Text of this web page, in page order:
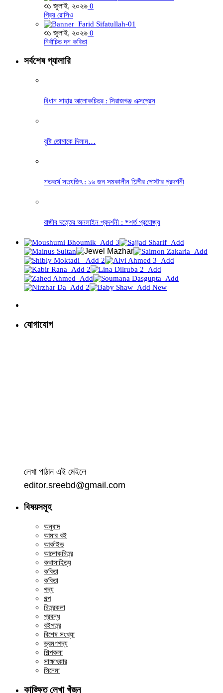
৩১ জুলাই, ২০২৬ 0
প্রিয় রোসিও
৩১ জুলাই, ২০২৬ 0
নির্বাচিত দশ কবিতা
সর্বশেষ গ্যালারি
বিধান সাহার আলোকচিত্র : সিরাজগঞ্জ এক্সপ্রেস
বৃষ্টি তোমাকে দিলাম…
শতবর্ষে সত্যজিৎ : ১৬ জন সমকালীন শিল্পীর পোস্টার প্রদর্শনী
রাজীব দত্তের অনলাইন প্রদর্শনী : *শর্ত প্রযোজ্য
যোগাযোগ
লেখা পাঠান এই মেইলে
editor.sreebd@gmail.com
বিষয়সমূহ
অনুবাদ
আমার বই
আর্কাইভ
আলোকচিত্র
কথাসাহিত্য
কবিতা
কবিতা
গদ্য
গল্প
চিত্রকলা
প্রবন্ধ
বইপত্র
বিশেষ সংখ্যা
ভ্রমণগদ্য
শিল্পকলা
সাক্ষাৎকার
সিনেমা
কাঙ্ক্ষিত লেখা খুঁজুন